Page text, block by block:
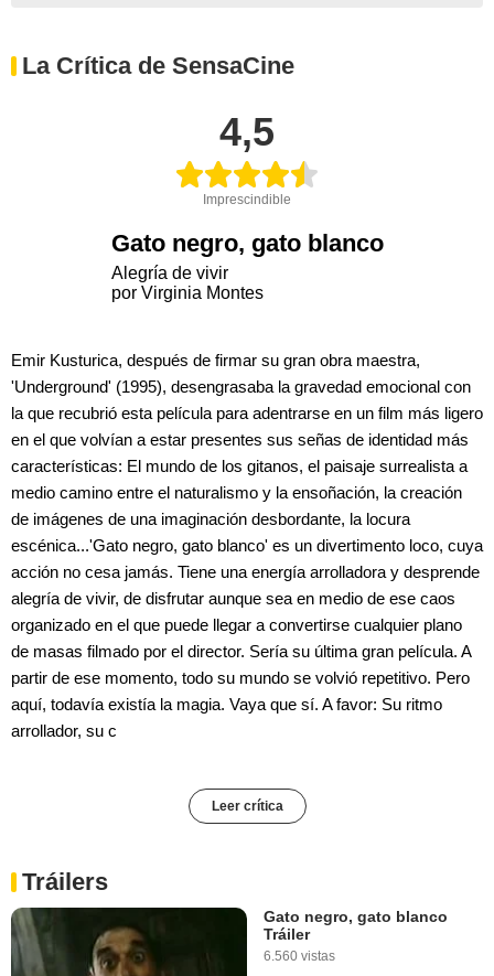
La Crítica de SensaCine
4,5
Imprescindible
Gato negro, gato blanco
Alegría de vivir
por Virginia Montes
Emir Kusturica, después de firmar su gran obra maestra,
'Underground' (1995), desengrasaba la gravedad emocional con
la que recubrió esta película para adentrarse en un film más ligero
en el que volvían a estar presentes sus señas de identidad más
características: El mundo de los gitanos, el paisaje surrealista a
medio camino entre el naturalismo y la ensoñación, la creación
de imágenes de una imaginación desbordante, la locura
escénica...'Gato negro, gato blanco' es un divertimento loco, cuya
acción no cesa jamás. Tiene una energía arrolladora y desprende
alegría de vivir, de disfrutar aunque sea en medio de ese caos
organizado en el que puede llegar a convertirse cualquier plano
de masas filmado por el director. Sería su última gran película. A
partir de ese momento, todo su mundo se volvió repetitivo. Pero
aquí, todavía existía la magia. Vaya que sí. A favor: Su ritmo
arrollador, su c
Leer crítica
Tráilers
Gato negro, gato blanco
Tráiler
6.560 vistas